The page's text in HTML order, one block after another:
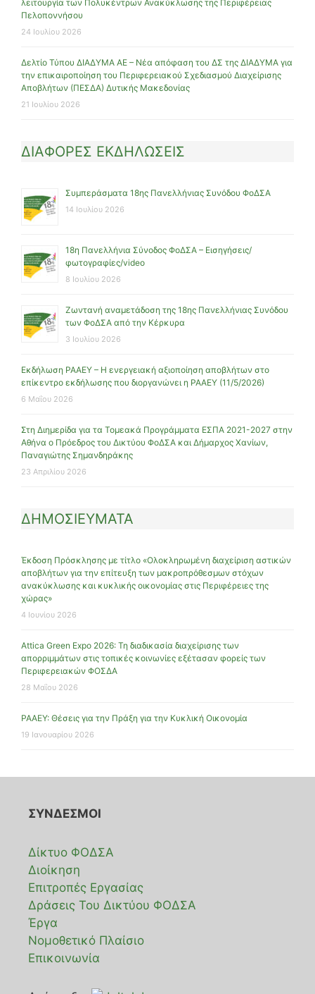
λειτουργία των Πολυκέντρων Ανακύκλωσης της Περιφέρειας
Πελοποννήσου
24 Ιουλίου 2026
Δελτίο Τύπου ΔΙΑΔΥΜΑ ΑΕ – Νέα απόφαση του ΔΣ της ΔΙΑΔΥΜΑ για
την επικαιροποίηση του Περιφερειακού Σχεδιασμού Διαχείρισης
Αποβλήτων (ΠΕΣΔΑ) Δυτικής Μακεδονίας
21 Ιουλίου 2026
ΔΙΑΦΟΡΕΣ ΕΚΔΗΛΩΣΕΙΣ
Συμπεράσματα 18ης Πανελλήνιας Συνόδου ΦοΔΣΑ
14 Ιουλίου 2026
18η Πανελλήνια Σύνοδος ΦοΔΣΑ – Εισηγήσεις/
φωτογραφίες/video
8 Ιουλίου 2026
Ζωντανή αναμετάδοση της 18ης Πανελλήνιας Συνόδου
των ΦοΔΣΑ από την Κέρκυρα
3 Ιουλίου 2026
Εκδήλωση ΡΑΑΕΥ – Η ενεργειακή αξιοποίηση αποβλήτων στο
επίκεντρο εκδήλωσης που διοργανώνει η ΡΑΑΕΥ (11/5/2026)
6 Μαΐου 2026
Στη Διημερίδα για τα Τομεακά Προγράμματα ΕΣΠΑ 2021-2027 στην
Αθήνα ο Πρόεδρος του Δικτύου ΦοΔΣΑ και Δήμαρχος Χανίων,
Παναγιώτης Σημανδηράκης
23 Απριλίου 2026
ΔΗΜΟΣΙΕΥΜΑΤΑ
Έκδοση Πρόσκλησης με τίτλο «Ολοκληρωμένη διαχείριση αστικών
αποβλήτων για την επίτευξη των μακροπρόθεσμων στόχων
ανακύκλωσης και κυκλικής οικονομίας στις Περιφέρειες της
χώρας»
4 Ιουνίου 2026
Attica Green Expo 2026: Τη διαδικασία διαχείρισης των
απορριμμάτων στις τοπικές κοινωνίες εξέτασαν φορείς των
Περιφερειακών ΦΟΣΔΑ
28 Μαΐου 2026
ΡΑΑΕΥ: Θέσεις για την Πράξη για την Κυκλική Οικονομία
19 Ιανουαρίου 2026
ΣΥΝΔΕΣΜΟΙ
Δίκτυο ΦΟΔΣΑ
Διοίκηση
Επιτροπές Εργασίας
Δράσεις Του Δικτύου ΦΟΔΣΑ
Έργα
Νομοθετικό Πλαίσιο
Επικοινωνία